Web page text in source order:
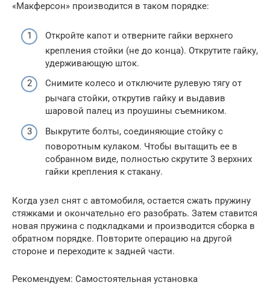
«Макферсон» производится в таком порядке:
Откройте капот и отверните гайки верхнего
крепления стойки (не до конца). Открутите гайку,
удерживающую шток.
Снимите колесо и отключите рулевую тягу от
рычага стойки, открутив гайку и выдавив
шаровой палец из проушины съемником.
Выкрутите болты, соединяющие стойку с
поворотным кулаком. Чтобы вытащить ее в
собранном виде, полностью скрутите 3 верхних
гайки крепления к стакану.
Когда узел снят с автомобиля, остается сжать пружину
стяжками и окончательно его разобрать. Затем ставится
новая пружина с подкладками и производится сборка в
обратном порядке. Повторите операцию на другой
стороне и переходите к задней части.
Рекомендуем: Самостоятельная установка